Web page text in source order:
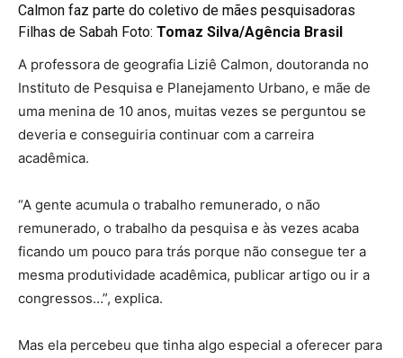
Calmon faz parte do coletivo de mães pesquisadoras
Filhas de Sabah Foto: Tomaz Silva/Agência Brasil
A professora de geografia Liziê Calmon, doutoranda no
Instituto de Pesquisa e Planejamento Urbano, e mãe de
uma menina de 10 anos, muitas vezes se perguntou se
deveria e conseguiria continuar com a carreira
acadêmica.
“A gente acumula o trabalho remunerado, o não
remunerado, o trabalho da pesquisa e às vezes acaba
ficando um pouco para trás porque não consegue ter a
mesma produtividade acadêmica, publicar artigo ou ir a
congressos…”, explica.
Mas ela percebeu que tinha algo especial a oferecer para